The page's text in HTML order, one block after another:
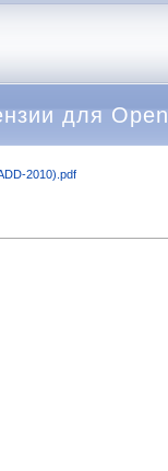
для
2010).pdf